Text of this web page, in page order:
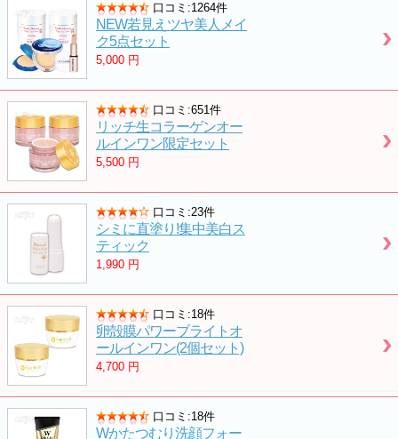
口コミ:1264件
NEW若見えツヤ美人メイ
ク5点セット
5,000 円
口コミ:651件
リッチ生コラーゲンオー
ルインワン限定セット
5,500 円
口コミ:23件
シミに直塗り!集中美白ス
ティック
1,990 円
口コミ:18件
卵殻膜パワーブライトオ
ールインワン(2個セット)
4,700 円
口コミ:18件
Wかたつむり洗顔フォー